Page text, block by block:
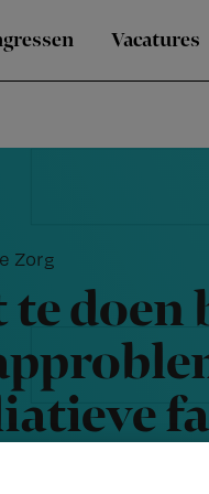
Vacatures
Zorg
te doen